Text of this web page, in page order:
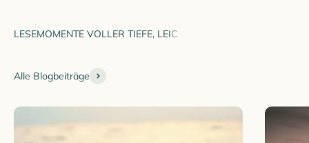
Alle Blogbeiträge